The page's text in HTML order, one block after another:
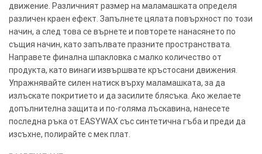
движение. Различният размер на маламашката определя
различен краен ефект. Запълнете цялата повърхност по този
начин, а след това се върнете и повторете нанасянето по
същия начин, като запълвате празните пространствата.
Направете финална шпакловка с малко количество от
продукта, като винаги извършвате кръстосани движения.
Упражнявайте силен натиск върху маламашката, за да
излъскате покритието и да засилите блясъка. Ако желаете
допълнителна защита и по-голяма лъскавина, нанесете
последна ръка от EASYWAX със синтетична гъба и преди да
изсъхне, полирайте с мек плат.